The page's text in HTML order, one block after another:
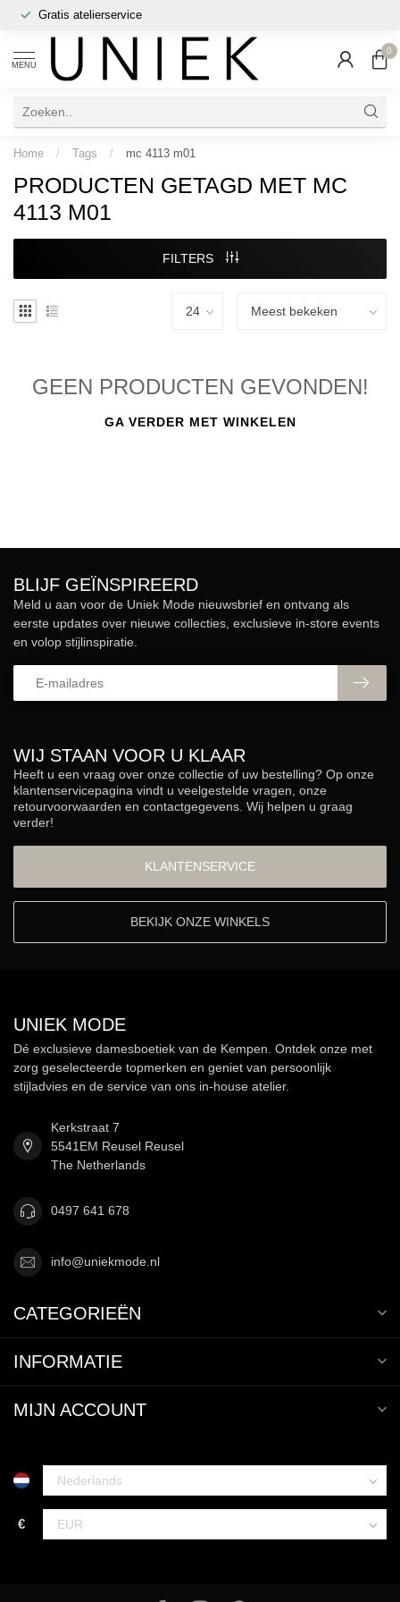
Gratis atelierservice
MENU
0
Home / Tags / mc 4113 m01
PRODUCTEN GETAGD MET MC
4113 M01
FILTERS
GEEN PRODUCTEN GEVONDEN!
GA VERDER MET WINKELEN
WIJ STAAN VOOR U KLAAR
Heeft u een vraag over onze collectie of uw bestelling? Op onze
klantenservicepagina vindt u veelgestelde vragen, onze
retourvoorwaarden en contactgegevens. Wij helpen u graag
verder!
KLANTENSERVICE
BEKIJK ONZE WINKELS
BLIJF GEÏNSPIREERD
Meld u aan voor de Uniek Mode nieuwsbrief en ontvang als
eerste updates over nieuwe collecties, exclusieve in-store events
en volop stijlinspiratie.
UNIEK MODE
Dé exclusieve damesboetiek van de Kempen. Ontdek onze met
zorg geselecteerde topmerken en geniet van persoonlijk
stijladvies en de service van ons in-house atelier.
Kerkstraat 7
5541EM Reusel Reusel
The Netherlands
0497 641 678
info@uniekmode.nl
CATEGORIEËN
INFORMATIE
MIJN ACCOUNT
€